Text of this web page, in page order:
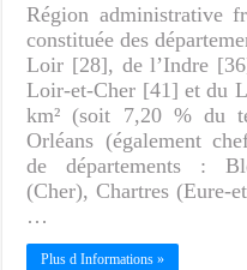
Région administrative
constituée des
Loir [28], de l’Indre
Loir-et-Cher [41] et du
km² (soit 7,20 % du
Orléans (également
de départements :
(Cher), Chartres (Eure-
…
Plus d Informations »